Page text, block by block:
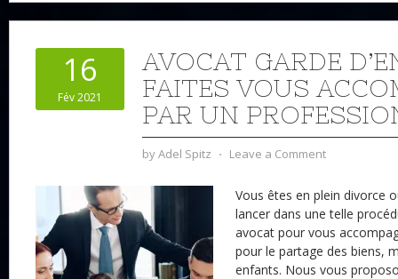
16
Fév 2021
AVOCAT GARDE
FAITES VOUS
PAR UN
byAdel Spitz ⋅ Leave a Comment
Vous êtes en plein divorce
lancer dans une telle
avocat pour vous
pour le partage des biens,
enfants. Nous vous